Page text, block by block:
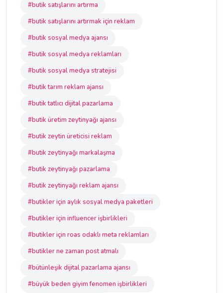
#butik satışlarını artırma
#butik satışlarını artırmak için reklam
#butik sosyal medya ajansı
#butik sosyal medya reklamları
#butik sosyal medya stratejisi
#butik tarım reklam ajansı
#butik tatlıcı dijital pazarlama
#butik üretim zeytinyağı ajansı
#butik zeytin üreticisi reklam
#butik zeytinyağı markalaşma
#butik zeytinyağı pazarlama
#butik zeytinyağı reklam ajansı
#butikler için aylık sosyal medya paketleri
#butikler için influencer işbirlikleri
#butikler için roas odaklı meta reklamları
#butikler ne zaman post atmalı
#bütünleşik dijital pazarlama ajansı
#büyük beden giyim fenomen işbirlikleri